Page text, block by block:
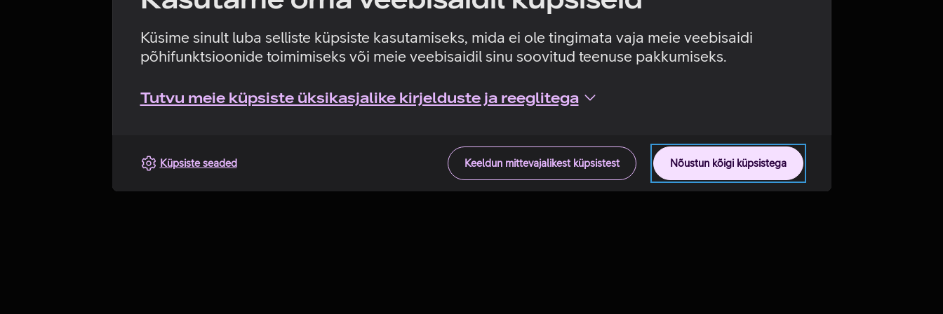
Küsime sinult luba selliste küpsiste kasutamiseks, mida ei ole tingimata vaja meie veebisaidi
põhifunktsioonide toimimiseks või meie veebisaidil sinu soovitud teenuse pakkumiseks.
Tutvu meie küpsiste üksikasjalike kirjelduste ja reeglitega
Nõustun kõigi küpsistega
Keeldun mittevajalikest küpsistest
Küpsiste seaded